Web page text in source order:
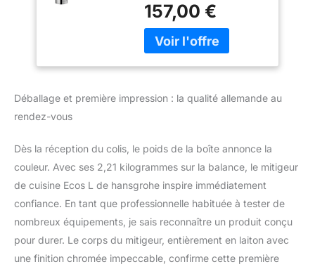
céramique à 2 vitesses
Raccordement flexible G
⅜ Limiteur de
157,00 €
Déballage et première impression : la qualité allemande au
rendez-vous
Dès la réception du colis, le poids de la boîte annonce la
couleur. Avec ses 2,21 kilogrammes sur la balance, le mitigeur
de cuisine Ecos L de hansgrohe inspire immédiatement
confiance. En tant que professionnelle habituée à tester de
nombreux équipements, je sais reconnaître un produit conçu
pour durer. Le corps du mitigeur, entièrement en laiton avec
une finition chromée impeccable, confirme cette première